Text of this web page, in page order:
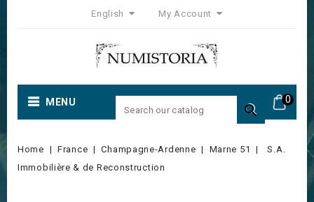
English My Account
0
MENU 
Home France Champagne-Ardenne Marne 51
S.A.
Immobilière & de Reconstruction